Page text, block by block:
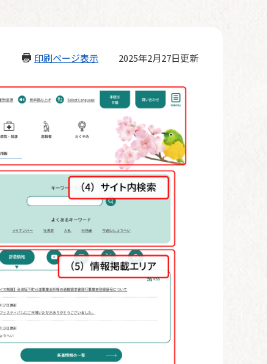
印刷ページ表示 2025年2月27日更新